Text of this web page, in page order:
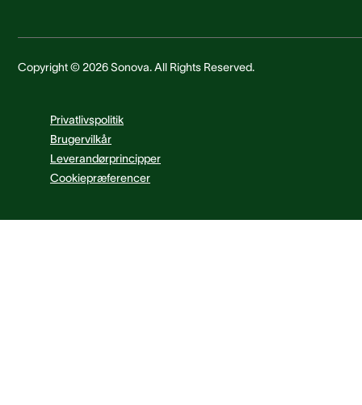
Copyright © 2026 Sonova. All Rights Reserved.
Privatlivspolitik
Brugervilkår
Leverandørprincipper
Cookiepræferencer